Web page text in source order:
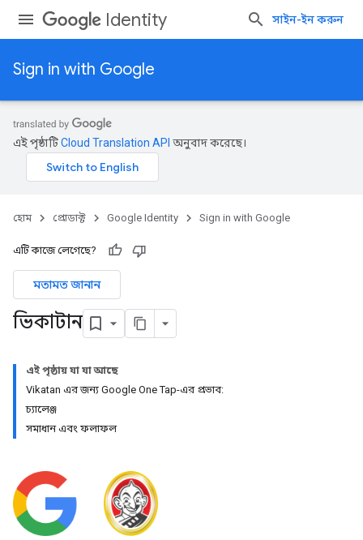
Identity সাইন-ইন করুন
Sign in with Google
এই পৃষ্ঠাটিCloud Translation API অনুবাদ করেছে।
হোম প্রোডাক্ট Google Identity Sign in with Google
এটি কাজে লেগেছে?
মতামত জানান
ভিকাটান
এই পৃষ্ঠায় যা যা আছে
Vikatan এর জন্য Google One Tap-এর প্রভাব:
চ্যালেঞ্জ
সমাধান এবং ফলাফল